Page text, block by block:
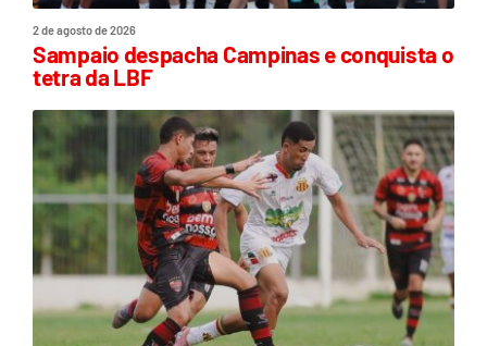
2 de agosto de 2026
Sampaio despacha Campinas e conquista o
tetra da LBF